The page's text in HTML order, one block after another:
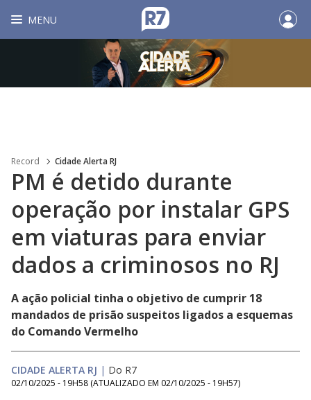
MENU
Record Cidade Alerta RJ
PM é detido durante
operação por instalar GPS
em viaturas para enviar
dados a criminosos no RJ
A ação policial tinha o objetivo de cumprir 18
mandados de prisão suspeitos ligados a esquemas
do Comando Vermelho
CIDADE ALERTA RJ | Do R7
02/10/2025 - 19H58 (ATUALIZADO EM 02/10/2025 - 19H57)